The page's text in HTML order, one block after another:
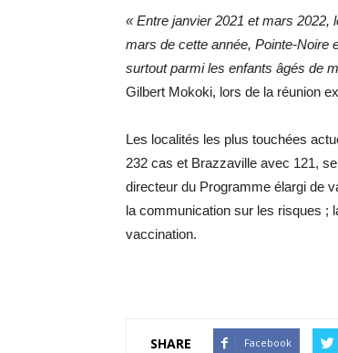
« Entre janvier 2021 et mars 2022,
mars de cette année, Pointe-Noire
surtout parmi les enfants âgés de
Gilbert Mokoki, lors de la réunion
Les localités les plus touchées
232 cas et Brazzaville avec 121,
directeur du Programme élargi de
la communication sur les risques ;
vaccination.
SHARE Facebook